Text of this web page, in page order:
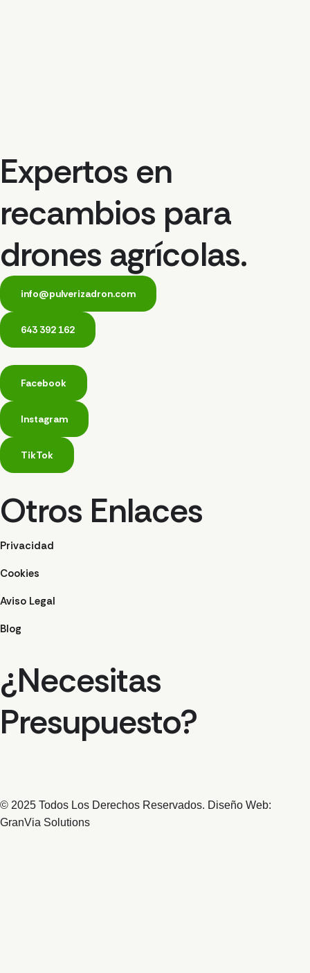
Expertos en
recambios para
drones agrícolas.
info@pulverizadron.com
643 392 162
Facebook
Instagram
TikTok
Otros Enlaces
Privacidad
Cookies
Aviso Legal
Blog
¿Necesitas
Presupuesto?
© 2025 Todos Los Derechos Reservados. Diseño Web:
GranVia Solutions